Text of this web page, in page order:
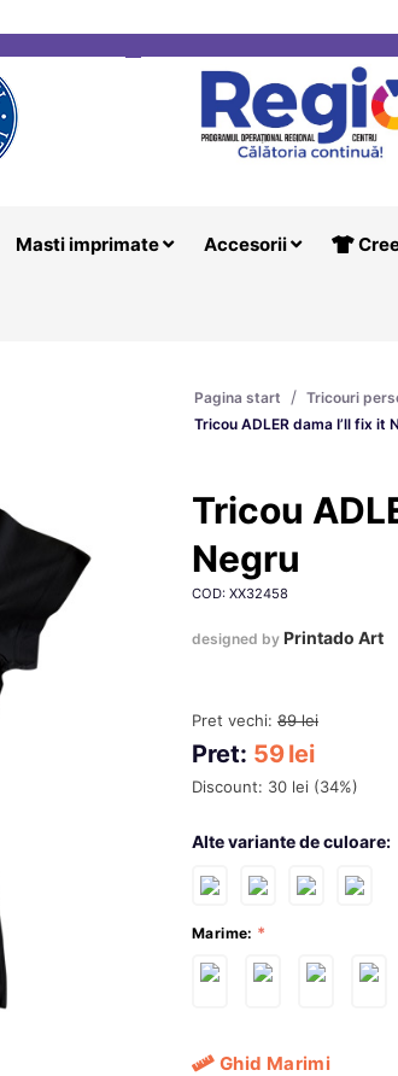
Masti imprimate Accesorii
Pagina start / Tricouri
Tricou ADLER dama I’ll fix it
Tricou
Negru
COD: XX32458
designed by Printado Art
Pret vechi: 89 lei
Pret: 59lei
Discount: 30lei (34%)
Alte variante de culoare:
Marime:
Ghid Marimi